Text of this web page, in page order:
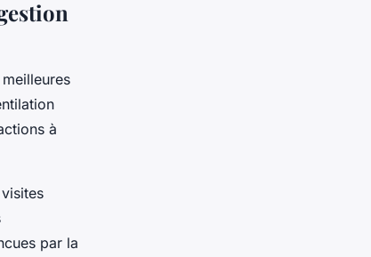
à
par la